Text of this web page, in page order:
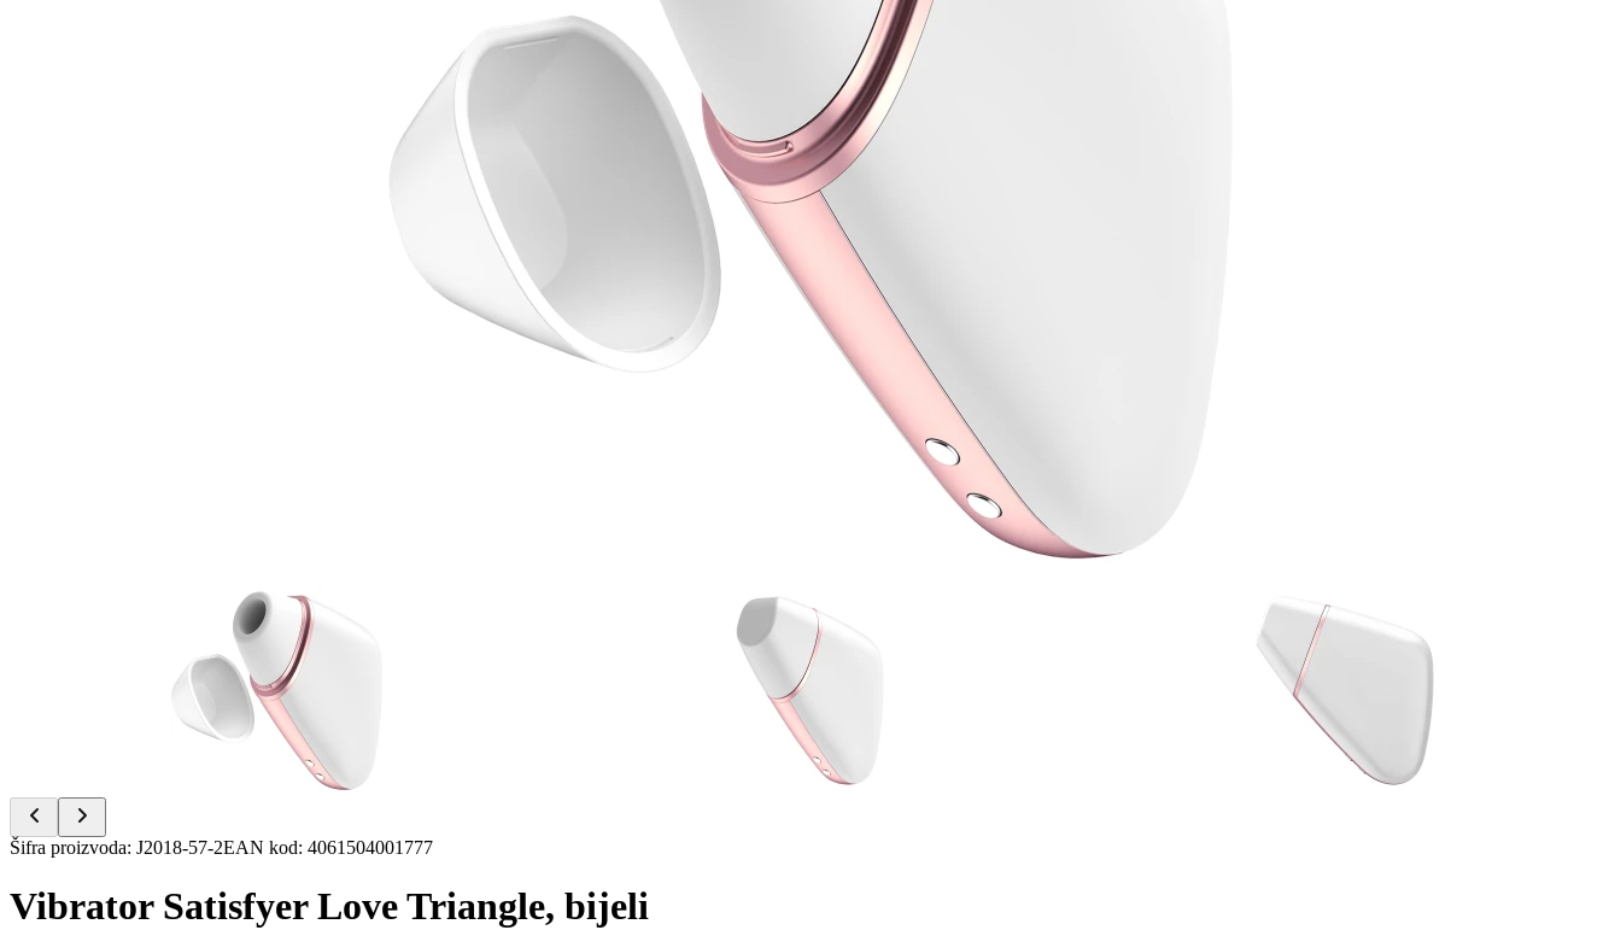
Item
of
7
Šifra proizvoda: J2018-57-2EAN kod: 4061504001777
Vibrator Satisfyer Love Triangle, bijeli